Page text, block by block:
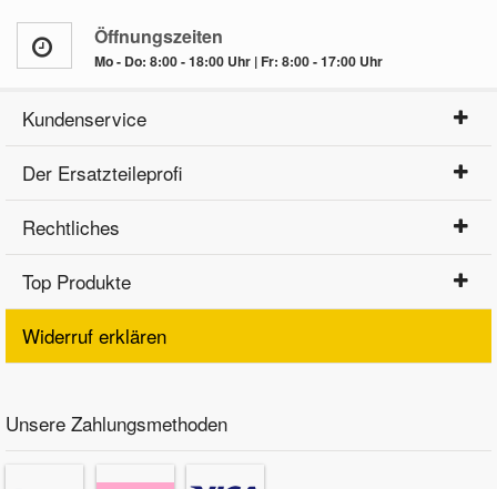
Öffnungszeiten
Mo - Do: 8:00 - 18:00 Uhr | Fr: 8:00 - 17:00 Uhr
Kundenservice
Der Ersatzteileprofi
Rechtliches
Top Produkte
Widerruf erklären
Unsere Zahlungsmethoden